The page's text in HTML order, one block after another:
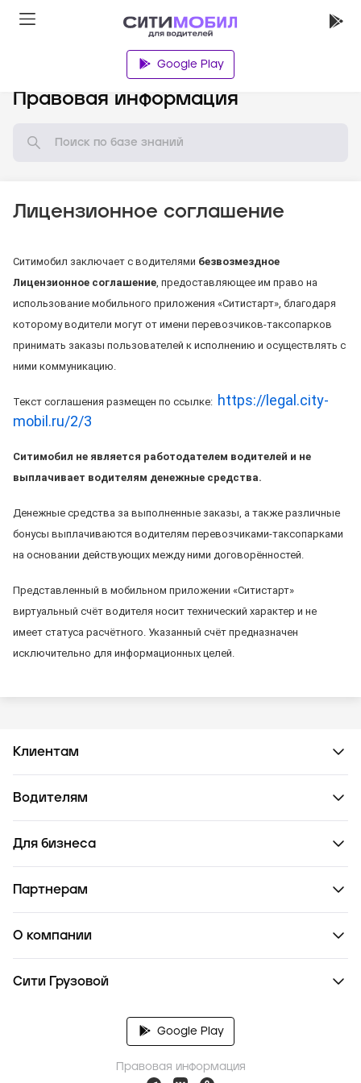
Google Play
Правовая информация
Лицензионное соглашение
Ситимобил заключает с водителями безвозмездное
Лицензионное соглашение, предоставляющее им право на
использование мобильного приложения «Ситистарт», благодаря
которому водители могут от имени перевозчиков-таксопарков
принимать заказы пользователей к исполнению и осуществлять с
ними коммуникацию.
Текст соглашения размещен по ссылке: https://legal.city-
mobil.ru/2/3
Ситимобил не является работодателем водителей и не
выплачивает водителям денежные средства.
Денежные средства за выполненные заказы, а также различные
бонусы выплачиваются водителям перевозчиками-таксопарками
на основании действующих между ними договорённостей.
Представленный в мобильном приложении «Ситистарт»
виртуальный счёт водителя носит технический характер и не
имеет статуса расчётного. Указанный счёт предназначен
исключительно для информационных целей.
Клиентам
Водителям
Для бизнеса
Партнерам
О компании
Сити Грузовой
Google Play
Правовая информация